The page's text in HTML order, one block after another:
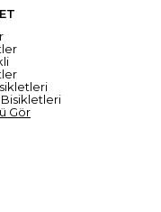
Gör